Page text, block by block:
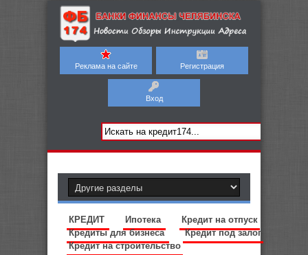
Реклама на сайте Регистрация
Вход
КРЕДИТ Ипотека
Кредит на отпуск
Кредиты для бизнеса
Кредит под залог
Кредит на строительство